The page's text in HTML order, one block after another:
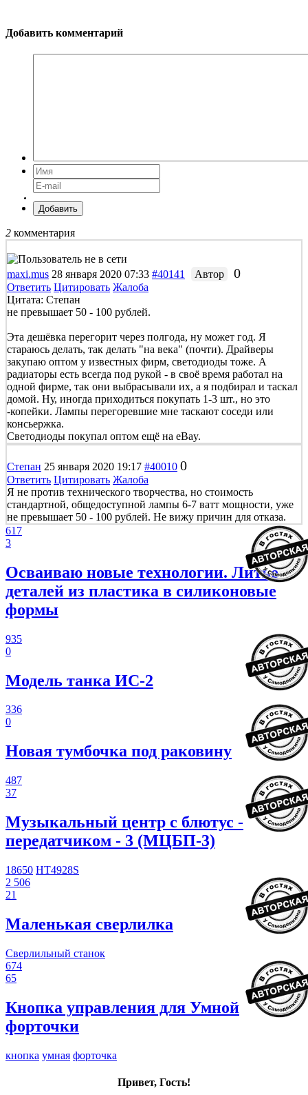
Добавить комментарий
Добавить
2 комментария
maxi.mus 28 января 2020 07:33 #40141 Автор 0
Ответить Цитировать Жалоба
Цитата: Степан
не превышает 50 - 100 рублей.
Эта дешёвка перегорит через полгода, ну может год. Я
стараюсь делать, так делать "на века" (почти). Драйверы
закупаю оптом у известных фирм, светодиоды тоже. А
радиаторы есть всегда под рукой - в своё время работал на
одной фирме, так они выбрасывали их, а я подбирал и таскал
домой. Ну, иногда приходиться покупать 1-3 шт., но это
-копейки. Лампы перегоревшие мне таскают соседи или
консьержка.
Светодиоды покупал оптом ещё на eBay.
Степан 25 января 2020 19:17 #40010 0
Ответить Цитировать Жалоба
Я не против технического творчества, но стоимость
стандартной, общедоступной лампы 6-7 ватт мощности, уже
не превышает 50 - 100 рублей. Не вижу причин для отказа.
617
3
Осваиваю новые технологии. Литье
деталей из пластика в силиконовые
формы
935
0
Модель танка ИС-2
336
0
Новая тумбочка под раковину
487
37
Музыкальный центр с блютус -
передатчиком - 3 (МЦБП-3)
18650 HT4928S
2 506
21
Маленькая сверлилка
Сверлильный станок
674
65
Кнопка управления для Умной
форточки
кнопка умная форточка
Привет, Гость!